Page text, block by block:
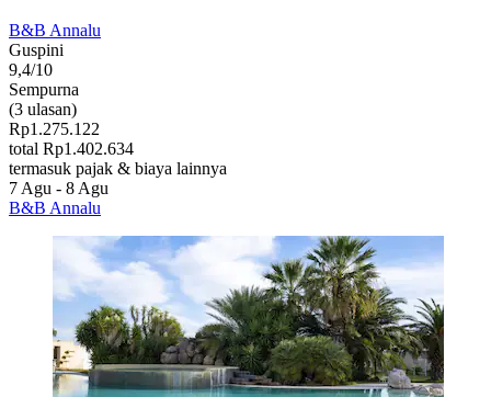
B&B Annalu
Guspini
9,4/10
Sempurna
(3 ulasan)
Rp1.275.122
total Rp1.402.634
termasuk pajak & biaya lainnya
7 Agu - 8 Agu
B&B Annalu